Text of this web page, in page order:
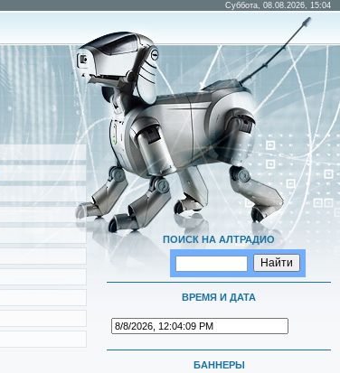
Суббота, 08.08.2026, 15:04
ПОИСК НА АЛТРАДИО
ВРЕМЯ И ДАТА
БАННЕРЫ